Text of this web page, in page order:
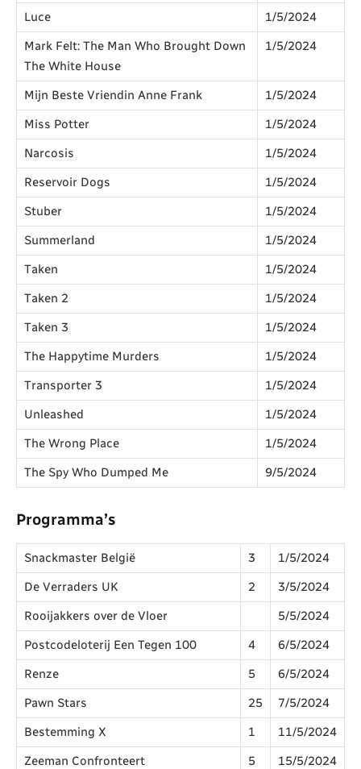
Luce
1/5/2024
Mark Felt: The Man Who Brought Down
The White House
1/5/2024
Mijn Beste Vriendin Anne Frank
1/5/2024
Miss Potter
1/5/2024
Narcosis
1/5/2024
Reservoir Dogs
1/5/2024
Stuber
1/5/2024
Summerland
1/5/2024
Taken
1/5/2024
Taken 2
1/5/2024
Taken 3
1/5/2024
The Happytime Murders
1/5/2024
Transporter 3
1/5/2024
Unleashed
1/5/2024
The Wrong Place
1/5/2024
The Spy Who Dumped Me
9/5/2024
Programma’s
Snackmaster België 3
1/5/2024
De Verraders UK
2
3/5/2024
Rooijakkers over de Vloer
5/5/2024
Postcodeloterij Een Tegen 100
4
6/5/2024
Renze
5
6/5/2024
Pawn Stars
25
7/5/2024
Bestemming X
1
11/5/2024
Zeeman Confronteert
5
15/5/2024